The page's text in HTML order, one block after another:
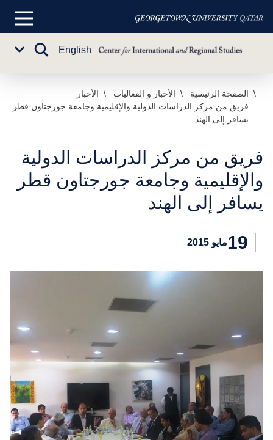
تخطي
المحتوى
الرئيسي
القائمة
English
تبديل
الصفحة الرئيسية الأخبار و الفعاليات
الأخبار
فريق من مركز الدراسات الدولية والإقليمية وجامعة جورجتاون قطر
يسافر إلى الهند
فريق من مركز الدراسات الدولية
والإقليمية وجامعة جورجتاون قطر
يسافر إلى الهند
19مايو 2015